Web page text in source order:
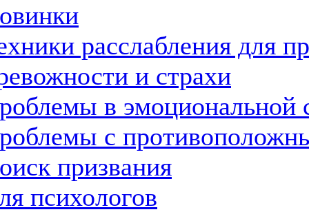
расслабления для
и страхи
в эмоциональной
с
призвания
психологов